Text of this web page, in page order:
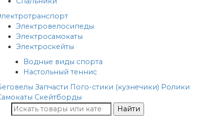
Электровелосипеды
Электросамокаты
Электроскейты
Водные виды спорта
Настольный теннис
Запчасти Пого-стики (кузнечики) Ролики
Скейтборды
Найти